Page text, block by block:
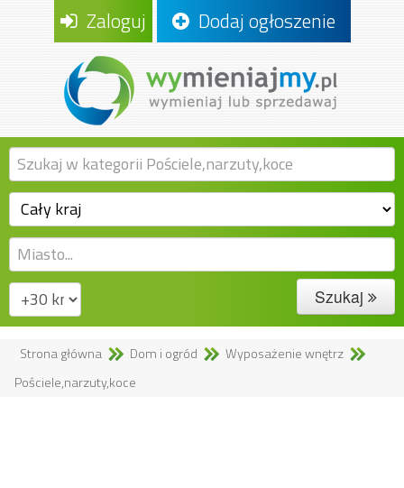
Zaloguj Dodaj ogłoszenie
Szukaj
Strona główna Dom i ogród
Wyposażenie wnętrz
Pościele,narzuty,koce